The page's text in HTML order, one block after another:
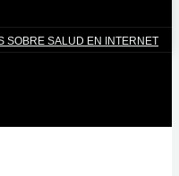
SOBRE SALUD EN INTERNET